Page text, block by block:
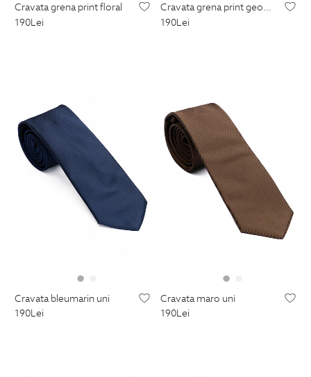
cravata grena print floral
190Lei
cravata grena print geometric
190Lei
cravata bleumarin uni
190Lei
cravata maro uni
190Lei